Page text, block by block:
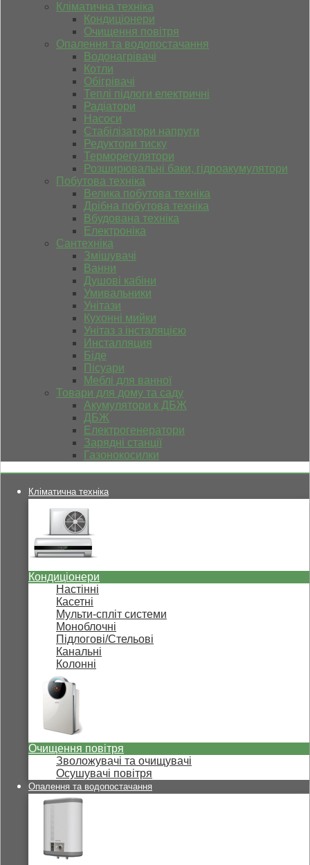
Кліматична техніка
Кондиціонери
Очищення повітря
Опалення та водопостачання
Водонагрівачі
Котли
Обігрівачі
Теплі підлоги електричні
Радіатори
Насоси
Стабілізатори напруги
Редуктори тиску
Терморегулятори
Розширювальні баки, гідроакумулятори
Побутова техніка
Велика побутова техніка
Дрібна побутова техніка
Вбудована техніка
Електроніка
Сантехніка
Змішувачі
Ванни
Душові кабіни
Умивальники
Унітази
Кухонні мийки
Унітаз з інсталяцією
Инсталляция
Біде
Пісуари
Меблі для ванної
Товари для дому та саду
Акумулятори к ДБЖ
ДБЖ
Електрогенератори
Зарядні станції
Газонокосилки
Кліматична техніка
Кондиціонери
Настінні
Касетні
Мульти-спліт системи
Моноблочні
Підлогові/Стельові
Канальні
Колонні
Очищення повітря
Зволожувачі та очищувачі
Осушувачі повітря
Опалення та водопостачання